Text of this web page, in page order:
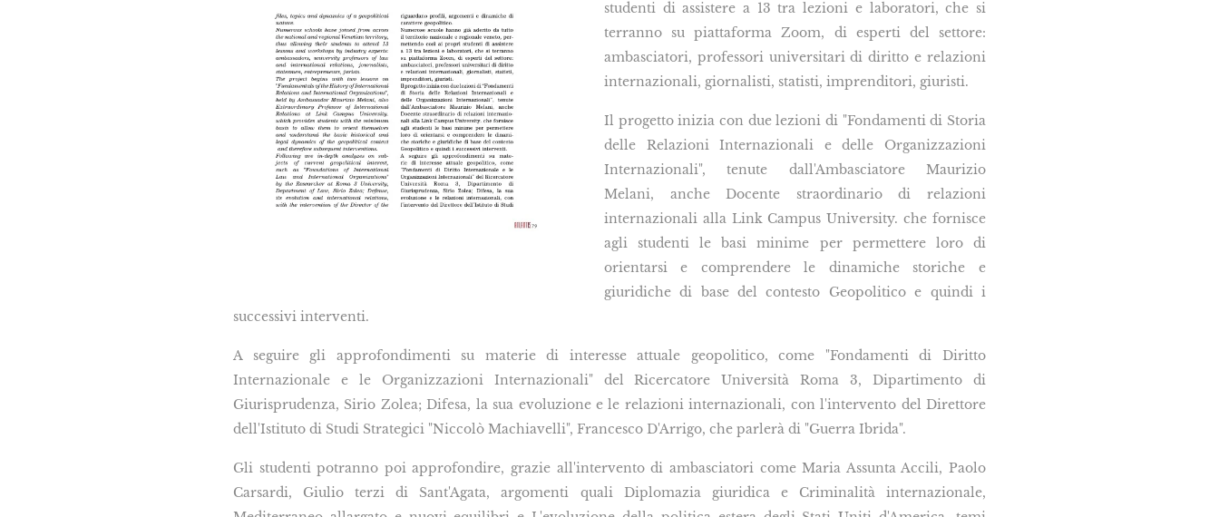
studenti di assistere a 13 tra lezioni e laboratori, che si
terranno su piattaforma Zoom, di esperti del settore:
ambasciatori, professori universitari di diritto e relazioni
internazionali, giornalisti, statisti, imprenditori, giuristi.
Il progetto inizia con due lezioni di "Fondamenti di Storia
delle Relazioni Internazionali e delle Organizzazioni
Internazionali", tenute dall'Ambasciatore Maurizio
Melani, anche Docente straordinario di relazioni
internazionali alla Link Campus University. che fornisce
agli studenti le basi minime per permettere loro di
orientarsi e comprendere le dinamiche storiche e
giuridiche di base del contesto Geopolitico e quindi i
successivi interventi.
A seguire gli approfondimenti su materie di interesse attuale geopolitico, come "Fondamenti di Diritto
Internazionale e le Organizzazioni Internazionali" del Ricercatore Università Roma 3, Dipartimento di
Giurisprudenza, Sirio Zolea; Difesa, la sua evoluzione e le relazioni internazionali, con l'intervento del Direttore
dell'Istituto di Studi Strategici "Niccolò Machiavelli", Francesco D'Arrigo, che parlerà di "Guerra Ibrida".
Gli studenti potranno poi approfondire, grazie all'intervento di ambasciatori come Maria Assunta Accili, Paolo
Carsardi, Giulio terzi di Sant'Agata, argomenti quali Diplomazia giuridica e Criminalità internazionale,